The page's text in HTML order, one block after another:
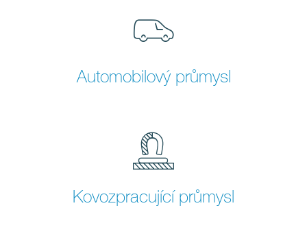
Automobilový průmysl
Kovozpracující průmysl